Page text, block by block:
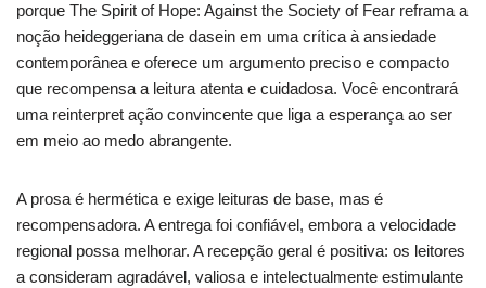
porque The Spirit of Hope: Against the Society of Fear reframa a
noção heideggeriana de dasein em uma crítica à ansiedade
contemporânea e oferece um argumento preciso e compacto
que recompensa a leitura atenta e cuidadosa. Você encontrará
uma reinterpret ação convincente que liga a esperança ao ser
em meio ao medo abrangente.
A prosa é hermética e exige leituras de base, mas é
recompensadora. A entrega foi confiável, embora a velocidade
regional possa melhorar. A recepção geral é positiva: os leitores
a consideram agradável, valiosa e intelectualmente estimulante